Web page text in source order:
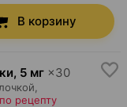
В корзину
, 5 мг ×30
по рецепту